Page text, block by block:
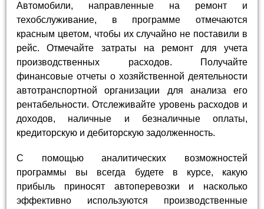
Автомобили, направленные на ремонт и
техобслуживание, в программе отмечаются
красным цветом, чтобы их случайно не поставили в
рейс. Отмечайте затраты на ремонт для учета
производственных расходов. Получайте
финансовые отчеты о хозяйственной деятельности
автотранспортной организации для анализа его
рентабельности. Отслеживайте уровень расходов и
доходов, наличные и безналичные оплаты,
кредиторскую и дебиторскую задолженность.
С помощью аналитических возможностей
программы вы всегда будете в курсе, какую
прибыль приносят автоперевозки и насколько
эффективно используются производственные